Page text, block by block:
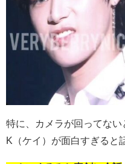
特に、カメラが回ってない
K（ケイ）が面白すぎると